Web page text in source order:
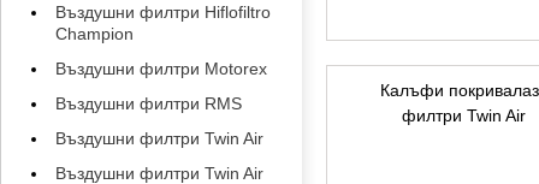
Въздушни филтри Hiflofiltro
Champion
Въздушни филтри Motorex
Въздушни филтри RMS
Въздушни филтри Twin Air
Въздушни филтри Twin Air
Калъфи
филтри Twin Air